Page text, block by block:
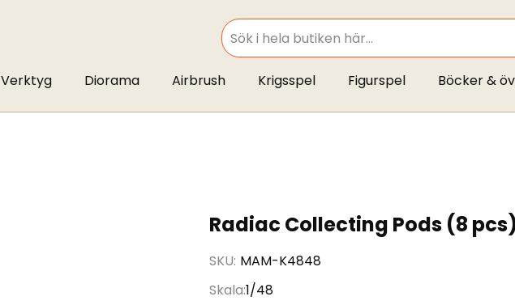
SEARCH
Verktyg Diorama Airbrush Krigsspel Figurspel Böcker &
Radiac Collecting Pods (8
SKU MAM-K4848
Skala1/48